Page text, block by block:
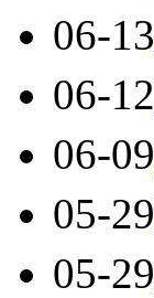
06-13
06-12
06-09
05-29
05-29